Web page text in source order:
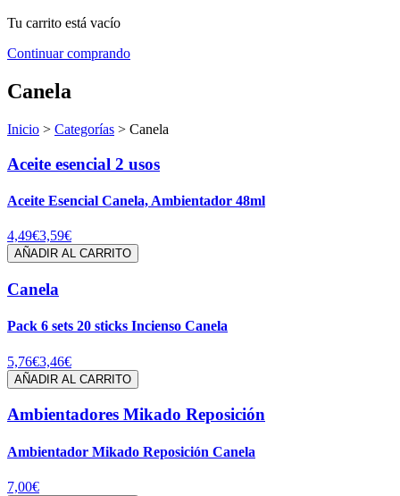
Tu carrito está vacío
Continuar comprando
Canela
Inicio > Categorías > Canela
Aceite esencial 2 usos
Aceite Esencial Canela, Ambientador 48ml
4,49€3,59€
AÑADIR AL CARRITO
Canela
Pack 6 sets 20 sticks Incienso Canela
5,76€3,46€
AÑADIR AL CARRITO
Ambientadores Mikado Reposición
Ambientador Mikado Reposición Canela
7,00€